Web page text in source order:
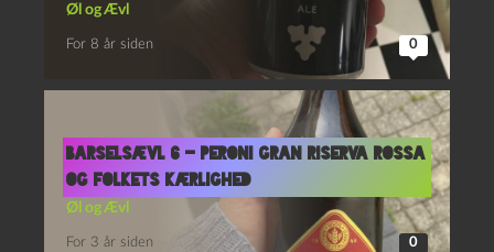
Øl og Ævl
For 8 år siden 0
Barselsævl 6 – Peroni Gran Riserva Rossa
og Folkets Kærlighed
Øl og Ævl
For 3 år siden 0